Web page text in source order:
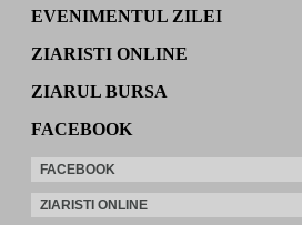
EVENIMENTUL ZILEI
ZIARISTI ONLINE
ZIARUL BURSA
FACEBOOK
FACEBOOK
ZIARISTI ONLINE